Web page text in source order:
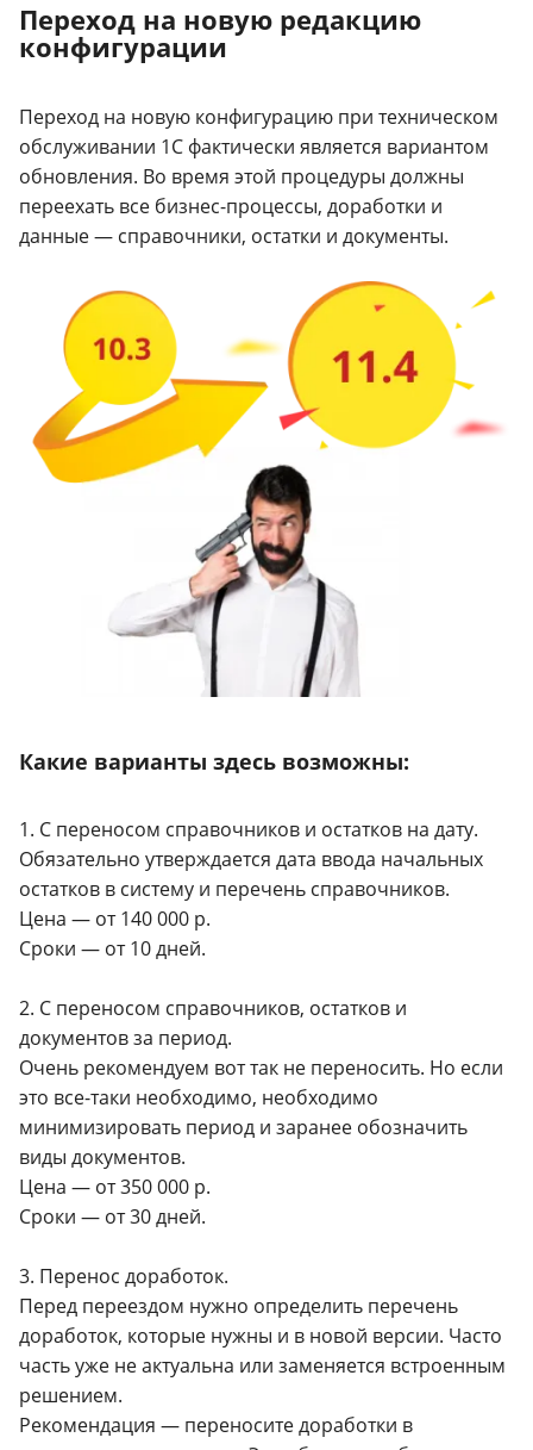
Переход на новую редакцию
конфигурации
Переход на новую конфигурацию при техническом
обслуживании 1С фактически является вариантом
обновления. Во время этой процедуры должны
переехать все бизнес-процессы, доработки и
данные — справочники, остатки и документы.
Какие варианты здесь возможны:
1. С переносом справочников и остатков на дату.
Обязательно утверждается дата ввода начальных
остатков в систему и перечень справочников.
Цена — от 140 000 р.
Сроки — от 10 дней.
2. С переносом справочников, остатков и
документов за период.
Очень рекомендуем вот так не переносить. Но если
это все-таки необходимо, необходимо
минимизировать период и заранее обозначить
виды документов.
Цена — от 350 000 р.
Сроки — от 30 дней.
3. Перенос доработок.
Перед переездом нужно определить перечень
доработок, которые нужны и в новой версии. Часто
часть уже не актуальна или заменяется встроенным
решением.
Рекомендация — переносите доработки в